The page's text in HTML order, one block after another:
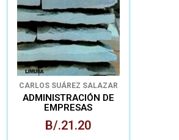
CARLOS SUÁREZ SALAZAR
ADMINISTRACIÓN DE
EMPRESAS
B/.21.20